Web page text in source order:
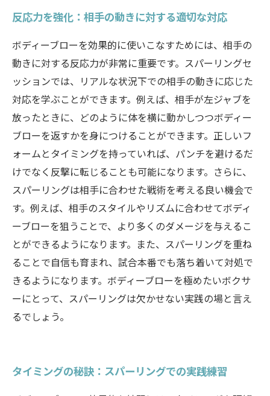
反応力を強化：相手の動きに対する適切な対応
ボディーブローを効果的に使いこなすためには、相手の
動きに対する反応力が非常に重要です。スパーリングセ
ッションでは、リアルな状況下での相手の動きに応じた
対応を学ぶことができます。例えば、相手が左ジャブを
放ったときに、どのように体を横に動かしつつボディー
ブローを返すかを身につけることができます。正しいフ
ォームとタイミングを持っていれば、パンチを避けるだ
けでなく反撃に転じることも可能になります。さらに、
スパーリングは相手に合わせた戦術を考える良い機会で
す。例えば、相手のスタイルやリズムに合わせてボディ
ーブローを狙うことで、より多くのダメージを与えるこ
とができるようになります。また、スパーリングを重ね
ることで自信も育まれ、試合本番でも落ち着いて対処で
きるようになります。ボディーブローを極めたいボクサ
ーにとって、スパーリングは欠かせない実践の場と言え
るでしょう。
タイミングの秘訣：スパーリングでの実践練習